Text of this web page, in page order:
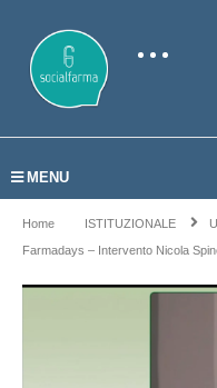
MENU
Home ISTITUZIONALE
Farmadays – Intervento Nicola